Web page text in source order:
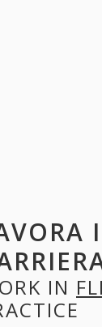
IN